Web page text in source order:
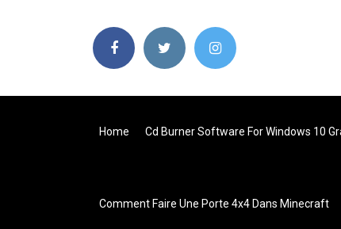
Home Cd Burner Software For Windows 10
Comment Faire Une Porte 4x4 Dans Minecraft